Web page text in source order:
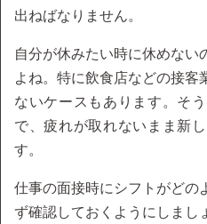
出ねばなりません。
自分が休みたい時に休めない
よね。特に飲食店などの接客
ないケースもあります。そ
で、疲れが取れないまま新
す。
仕事の面接時にシフトがどの
ず確認しておくようにしまし